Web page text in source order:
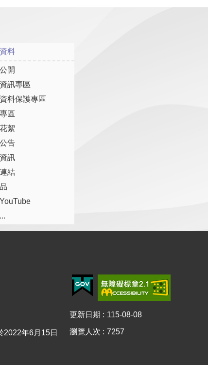
料
開
訊專區
料保護專區
區
絮
告
訊
結
年6月15日
更新日期 115-08-08
瀏覽人次 7257